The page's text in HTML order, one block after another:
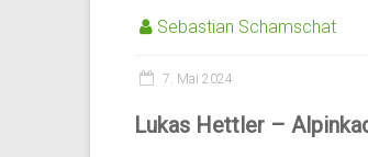
Sebastian Schamschat
7. Mai 2024
Lukas Hettler –